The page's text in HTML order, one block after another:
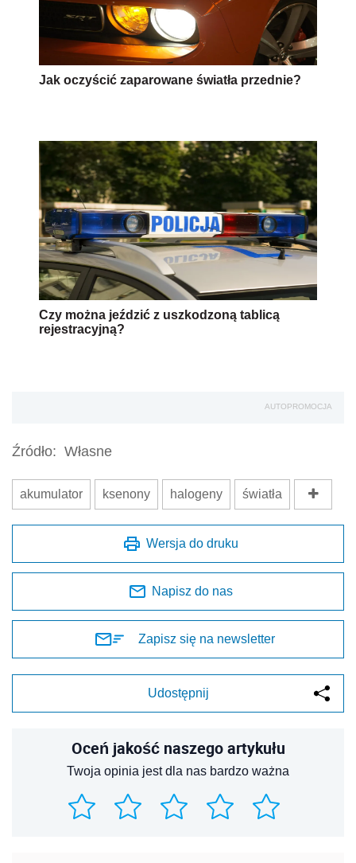
Jak oczyścić zaparowane światła przednie?
Czy można jeździć z uszkodzoną tablicą
rejestracyjną?
AUTOPROMOCJA
Źródło: Własne
akumulator ksenony halogeny światła
Wersja do druku
Napisz do nas
Zapisz się na newsletter
Udostępnij
Oceń jakość naszego artykułu
Twoja opinia jest dla nas bardzo ważna